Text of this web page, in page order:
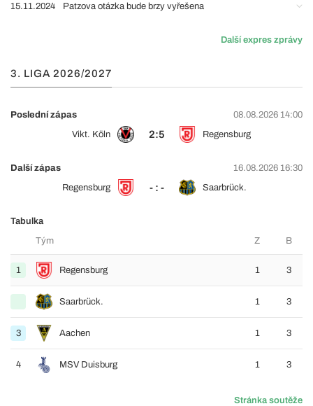
15.11.2024 Patzova otázka bude brzy vyřešena
Další expres zprávy
3. LIGA 2026/2027
Poslední zápas
08.08.2026 14:00
Vikt. Köln
2:5 Regensburg
Další zápas
16.08.2026 16:30
Regensburg
- : - Saarbrück.
Tabulka
Tým
Z B
1 Regensburg 1 3
Saarbrück. 1 3
3 Aachen 1 3
4 MSV Duisburg 1 3
Stránka soutěže